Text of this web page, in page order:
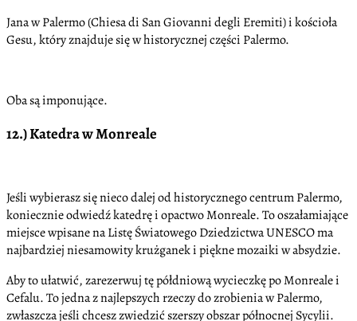
Jana w Palermo (Chiesa di San Giovanni degli Eremiti) i kościoła
Gesu, który znajduje się w historycznej części Palermo.
Oba są imponujące.
12.) Katedra w Monreale
Jeśli wybierasz się nieco dalej od historycznego centrum Palermo,
koniecznie odwiedź katedrę i opactwo Monreale. To oszałamiające
miejsce wpisane na Listę Światowego Dziedzictwa UNESCO ma
najbardziej niesamowity krużganek i piękne mozaiki w absydzie.
Aby to ułatwić, zarezerwuj tę półdniową wycieczkę po Monreale i
Cefalu. To jedna z najlepszych rzeczy do zrobienia w Palermo,
zwłaszcza jeśli chcesz zwiedzić szerszy obszar północnej Sycylii.